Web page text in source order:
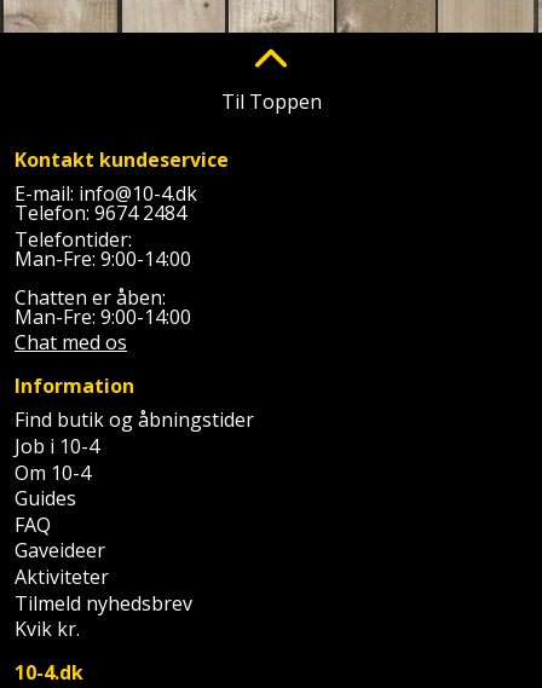
Til Toppen
Kontakt kundeservice
E-mail: info@10-4.dk
Telefon: 9674 2484
Telefontider:
Man-Fre: 9:00-14:00
Chatten er åben:
Man-Fre: 9:00-14:00
Chat med os
Information
Find butik og åbningstider
Job i 10-4
Om 10-4
Guides
FAQ
Gaveideer
Aktiviteter
Tilmeld nyhedsbrev
Kvik kr.
10-4.dk